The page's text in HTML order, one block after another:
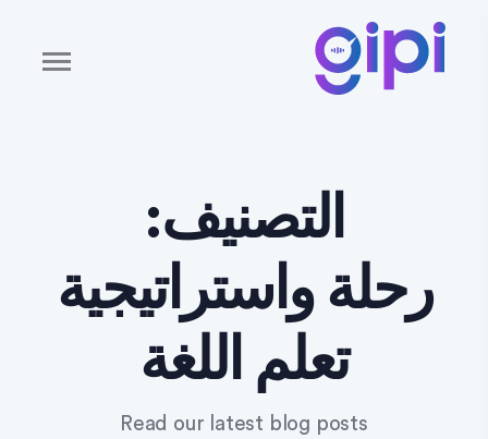
التصنيف:
رحلة واستراتيجية
تعلم اللغة
Read our latest blog posts